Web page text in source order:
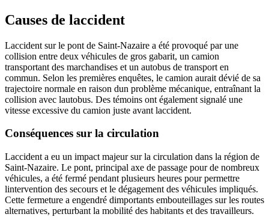
Causes de laccident
Laccident sur le pont de Saint-Nazaire a été provoqué par une
collision entre deux véhicules de gros gabarit, un camion
transportant des marchandises et un autobus de transport en
commun. Selon les premières enquêtes, le camion aurait dévié de sa
trajectoire normale en raison dun problème mécanique, entraînant la
collision avec lautobus. Des témoins ont également signalé une
vitesse excessive du camion juste avant laccident.
Conséquences sur la circulation
Laccident a eu un impact majeur sur la circulation dans la région de
Saint-Nazaire. Le pont, principal axe de passage pour de nombreux
véhicules, a été fermé pendant plusieurs heures pour permettre
lintervention des secours et le dégagement des véhicules impliqués.
Cette fermeture a engendré dimportants embouteillages sur les routes
alternatives, perturbant la mobilité des habitants et des travailleurs.